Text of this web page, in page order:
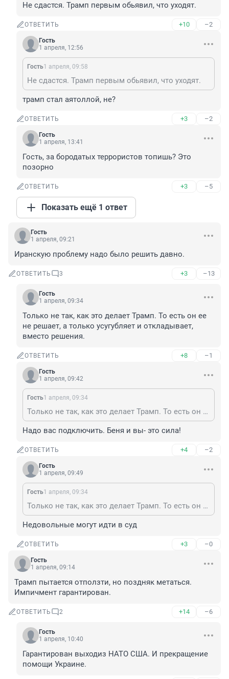
Не сдастся. Трамп первым обьявил, что уходят.
ОТВЕТИТЬ +10 –2
Гость
1 апреля, 12:56
Гость1 апреля, 09:58
Не сдастся. Трамп первым обьявил, что уходят.
трамп стал аятоллой, не?
ОТВЕТИТЬ +3 –2
Гость
1 апреля, 13:41
Гость, за бородатых террористов топишь? Это
позорно
ОТВЕТИТЬ +3 –5
Показать ещё 1 ответ
Гость
1 апреля, 09:21
Иранскую проблему надо было решить давно.
ОТВЕТИТЬ 3 +3 –13
Гость
1 апреля, 09:34
Только не так, как это делает Трамп. То есть он ее
не решает, а только усугубляет и откладывает,
вместо решения.
ОТВЕТИТЬ +8 –1
Гость
1 апреля, 09:42
Гость1 апреля, 09:34
Только не так, как это делает Трамп. То есть он ее не решает, а только усугубляет и откладывает, вместо решения.
Надо вас подключить. Беня и вы- это сила!
ОТВЕТИТЬ +4 –2
Гость
1 апреля, 09:49
Гость1 апреля, 09:34
Только не так, как это делает Трамп. То есть он ее не решает, а только усугубляет и откладывает, вместо решения.
Недовольные могут идти в суд
ОТВЕТИТЬ +3 –0
Гость
1 апреля, 09:14
Трамп пытается отползти, но поздняк метаться.
Импичмент гарантирован.
ОТВЕТИТЬ 2 +14 –6
Гость
1 апреля, 10:40
Гарантирован выходиз НАТО США. И прекращение
помощи Украине.